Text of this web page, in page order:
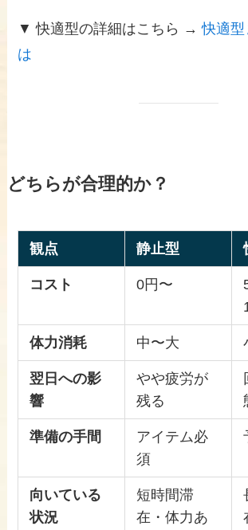
▼ 快適型の詳細はこちら →快適型
は
どちらが合理的か？
観点 静止型
コスト 0円〜
体力消耗 中〜大
翌日への影
響
やや疲労が
残る
準備の手間
アイテム必
須
向いている
状況
短時間滞
在・体力あ